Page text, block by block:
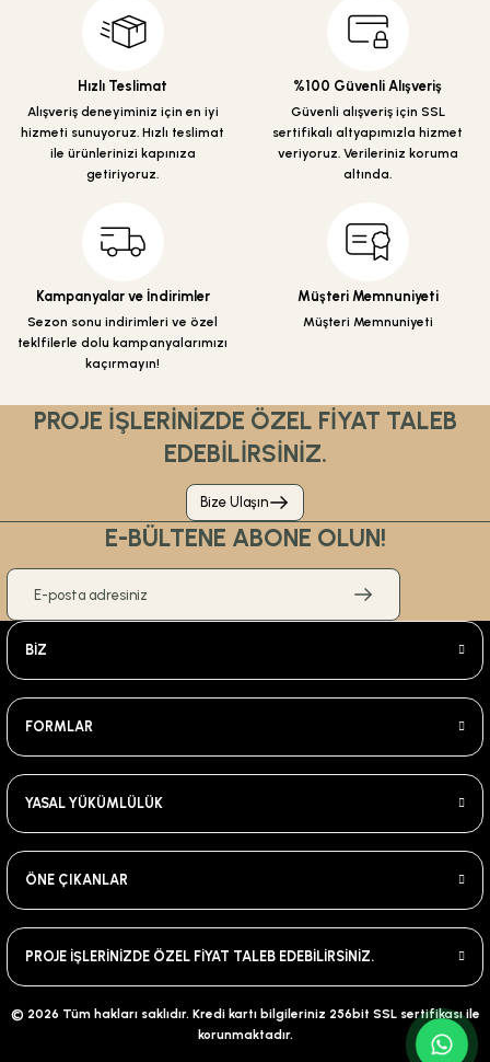
Ürün resmi kalitesiz, bozuk veya görüntülenemiyor.
Ürün açıklamasında eksik bilgiler bulunuyor.
Ürün fiyatı diğer sitelerden daha pahalı.
Bu ürüne benzer farklı alternatifler olmalı.
Hızlı Teslimat
Alışveriş deneyiminiz için en iyi
hizmeti sunuyoruz. Hızlı teslimat
ile ürünlerinizi kapınıza
getiriyoruz.
%100 Güvenli Alışveriş
Güvenli alışveriş için SSL
sertifikalı altyapımızla hizmet
veriyoruz. Verileriniz koruma
altında.
Kampanyalar ve İndirimler
Sezon sonu indirimleri ve özel
teklfilerle dolu kampanyalarımızı
kaçırmayın!
Müşteri Memnuniyeti
Müşteri Memnuniyeti
PROJE İŞLERİNİZDE ÖZEL FİYAT TALEB
EDEBİLİRSİNİZ.
Bize Ulaşın
E-BÜLTENE ABONE OLUN!
BİZ
FORMLAR
YASAL YÜKÜMLÜLÜK
ÖNE ÇIKANLAR
PROJE İŞLERİNİZDE ÖZEL FİYAT TALEB EDEBİLİRSİNİZ.
© 2026 Tüm hakları saklıdır. Kredi kartı bilgileriniz 256bit SSL sertifikası ile
korunmaktadır.